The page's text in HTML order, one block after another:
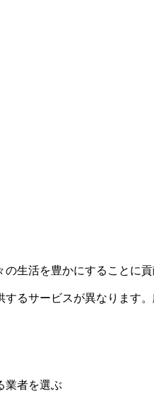
生活を豊かにすることに貢
るサービスが異なります
業者を選ぶ